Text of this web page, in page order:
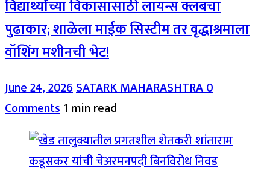
विद्यार्थ्यांच्या विकासासाठी लायन्स क्लबचा
पुढाकार; शाळेला माईक सिस्टीम तर वृद्धाश्रमाला
वॉशिंग मशीनची भेट!
June 24, 2026SATARK MAHARASHTRA0
Comments1 min read